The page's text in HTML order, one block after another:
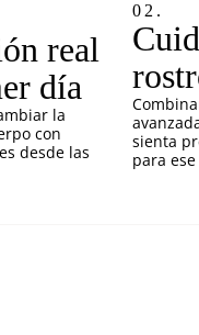
real
día
la
con
desde las
02.
sienta
para